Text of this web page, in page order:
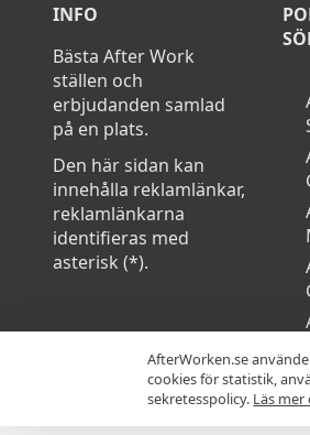
INFO
Bästa After Work
ställen och
erbjudanden samlad
på en plats.
Den här sidan kan
innehålla reklamlänkar,
reklamlänkarna
identifieras med
asterisk (*).
AfterWorken.se
cookies för statistik,
sekretesspolicy. Läs mer